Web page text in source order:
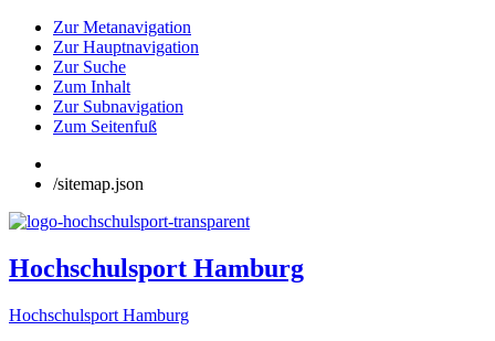
Zur Metanavigation
Zur Hauptnavigation
Zur Suche
Zum Inhalt
Zur Subnavigation
Zum Seitenfuß
/sitemap.json
Hochschulsport Hamburg
Hochschulsport Hamburg